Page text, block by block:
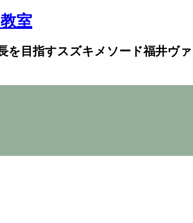
室
を目指すスズキメソード福井ヴ